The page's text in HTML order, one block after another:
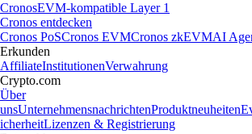
CronosEVM-kompatible Layer 1
Cronos entdecken
Cronos PoSCronos EVMCronos zkEVMAI
Erkunden
AffiliateInstitutionenVerwahrung
Crypto.com
Über
unsUnternehmensnachrichtenProduktneuheiten
icherheitLizenzen & Registrierung